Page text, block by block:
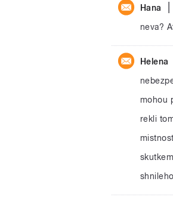
Hana
neva?
Helena
mohou
rekli